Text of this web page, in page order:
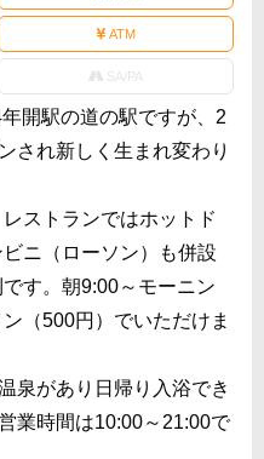
ATM
SA/PA
開駅の道の駅ですが、2
され新しく生まれ変わり
ストランではホットド
ニ（ローソン）も併設
す。朝9:00～モーニン
（500円）でいただけま
泉があり日帰り入浴でき
業時間は10:00～21:00で